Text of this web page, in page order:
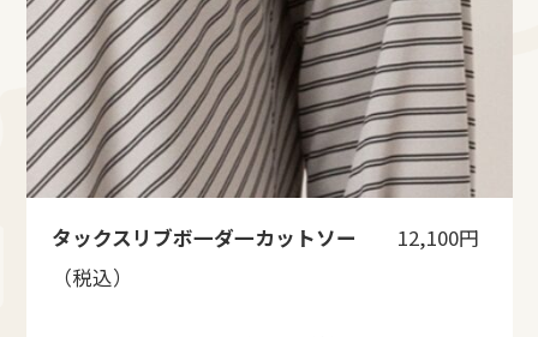
タックスリブボ一ダ一カットソー 12,100円
（税込）